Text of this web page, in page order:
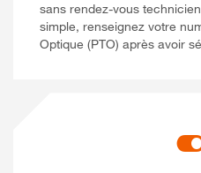
sans rendez-vous
simple, renseignez votre
Optique (PTO) après avoir